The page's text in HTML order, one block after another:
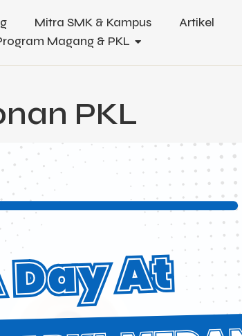
Mitra SMK & Kampus Artikel
Magang & PKL
PKL